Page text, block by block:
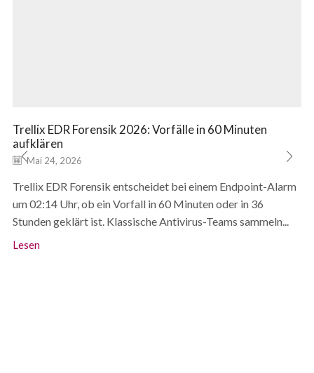
Trellix EDR Forensik 2026: Vorfälle in 60 Minuten
aufklären
Mai 24, 2026
Trellix EDR Forensik entscheidet bei einem Endpoint-Alarm
um 02:14 Uhr, ob ein Vorfall in 60 Minuten oder in 36
Stunden geklärt ist. Klassische Antivirus-Teams sammeln...
Lesen